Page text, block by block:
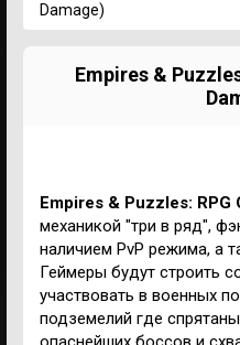
Damage)
Empires &
Empires & Puzzles: RPG
механикой "три в ряд",
наличием PvP режима, а
Геймеры будут строить
участвовать в военных
подземелий где